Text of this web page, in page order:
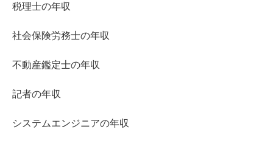
税理士の年収
社会保険労務士の年収
不動産鑑定士の年収
記者の年収
システムエンジニアの年収